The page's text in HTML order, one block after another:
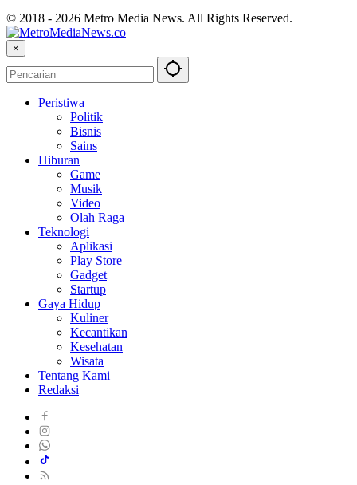
© 2018 - 2026 Metro Media News. All Rights Reserved.
×
Peristiwa
Politik
Bisnis
Sains
Hiburan
Game
Musik
Video
Olah Raga
Teknologi
Aplikasi
Play Store
Gadget
Startup
Gaya Hidup
Kuliner
Kecantikan
Kesehatan
Wisata
Tentang Kami
Redaksi